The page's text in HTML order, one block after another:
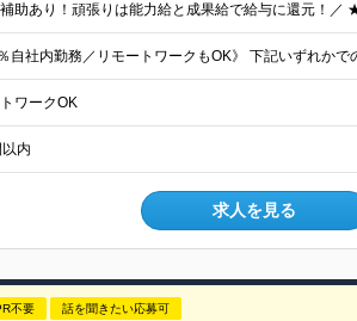
ワークOK
内
求人を見る
不要 話を聞きたい応募可